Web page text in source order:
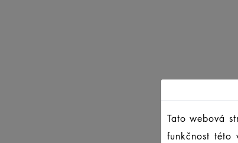
Tato webová
funkčnost této